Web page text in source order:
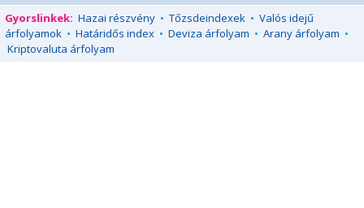
Gyorslinkek: Hazai részvény • Tőzsdeindexek • Valós idejű
árfolyamok • Határidős index • Deviza árfolyam • Arany árfolyam •
Kriptovaluta árfolyam